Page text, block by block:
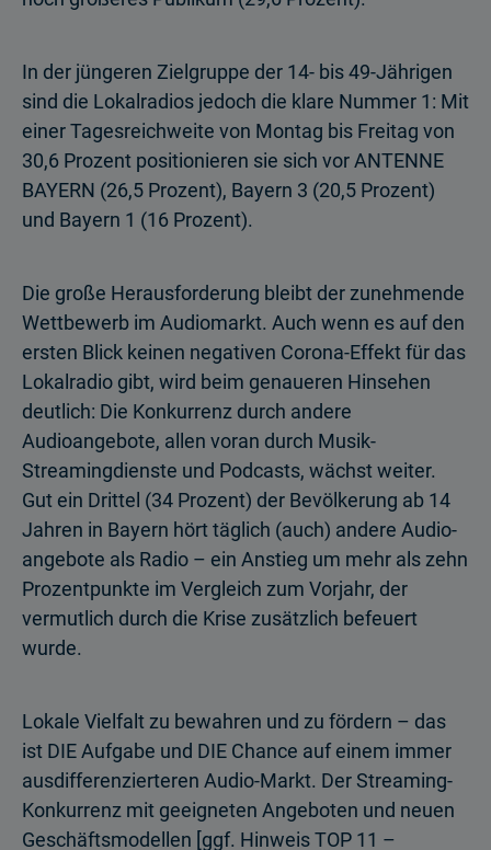
In der jüngeren Zielgruppe der 14- bis 49-Jährigen
sind die Lokalradios jedoch die klare Nummer 1: Mit
einer Tagesreichweite von Montag bis Freitag von
30,6 Prozent posi­tionieren sie sich vor ANTENNE
BAYERN (26,5 Prozent), Bayern 3 (20,5 Prozent)
und Bayern 1 (16 Prozent).
Die große Herausforderung bleibt der zunehmende
Wettbewerb im Audiomarkt. Auch wenn es auf den
ersten Blick keinen negativen Corona-Effekt für das
Lokalradio gibt, wird beim genaueren Hinsehen
deutlich: Die Konkurrenz durch andere
Audioangebote, allen voran durch Musik-
Streaming­dienste und Podcasts, wächst weiter.
Gut ein Drittel (34 Prozent) der Bevölkerung ab 14
Jahren in Bayern hört täglich (auch) andere Audio­
angebote als Radio – ein Anstieg um mehr als zehn
Prozentpunkte im Vergleich zum Vorjahr, der
vermutlich durch die Krise zusätzlich befeuert
wurde.
Lokale Vielfalt zu bewahren und zu fördern – das
ist DIE Aufgabe und DIE Chance auf einem immer
ausdifferenzierteren Audio-Markt. Der Streaming-
Konkurrenz mit geeigneten Angeboten und neuen
Geschäftsmodellen [ggf. Hinweis TOP 11 –